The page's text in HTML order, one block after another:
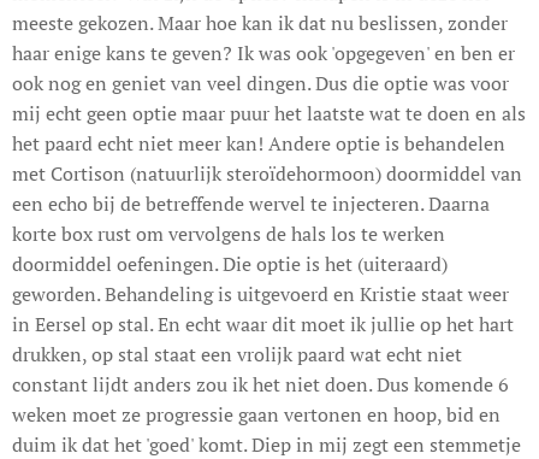
meeste gekozen. Maar hoe kan ik dat nu beslissen, zonder
haar enige kans te geven? Ik was ook 'opgegeven' en ben er
ook nog en geniet van veel dingen. Dus die optie was voor
mij echt geen optie maar puur het laatste wat te doen en als
het paard echt niet meer kan! Andere optie is behandelen
met Cortison (natuurlijk steroïdehormoon) doormiddel van
een echo bij de betreffende wervel te injecteren. Daarna
korte box rust om vervolgens de hals los te werken
doormiddel oefeningen. Die optie is het (uiteraard)
geworden. Behandeling is uitgevoerd en Kristie staat weer
in Eersel op stal. En echt waar dit moet ik jullie op het hart
drukken, op stal staat een vrolijk paard wat echt niet
constant lijdt anders zou ik het niet doen. Dus komende 6
weken moet ze progressie gaan vertonen en hoop, bid en
duim ik dat het 'goed' komt. Diep in mij zegt een stemmetje